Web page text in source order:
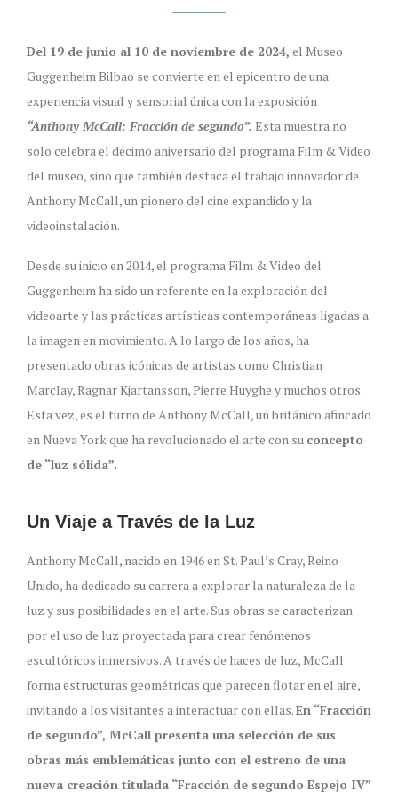
Del 19 de junio al 10 de noviembre de 2024, el Museo
Guggenheim Bilbao se convierte en el epicentro de una
experiencia visual y sensorial única con la exposición
“Anthony McCall: Fracción de segundo”. Esta muestra no
solo celebra el décimo aniversario del programa Film & Video
del museo, sino que también destaca el trabajo innovador de
Anthony McCall, un pionero del cine expandido y la
videoinstalación.
Desde su inicio en 2014, el programa Film & Video del
Guggenheim ha sido un referente en la exploración del
videoarte y las prácticas artísticas contemporáneas ligadas a
la imagen en movimiento. A lo largo de los años, ha
presentado obras icónicas de artistas como Christian
Marclay, Ragnar Kjartansson, Pierre Huyghe y muchos otros.
Esta vez, es el turno de Anthony McCall, un británico afincado
en Nueva York que ha revolucionado el arte con su concepto
de “luz sólida”.
Un Viaje a Través de la Luz
Anthony McCall, nacido en 1946 en St. Paul’s Cray, Reino
Unido, ha dedicado su carrera a explorar la naturaleza de la
luz y sus posibilidades en el arte. Sus obras se caracterizan
por el uso de luz proyectada para crear fenómenos
escultóricos inmersivos. A través de haces de luz, McCall
forma estructuras geométricas que parecen flotar en el aire,
invitando a los visitantes a interactuar con ellas.En “Fracción
de segundo”, McCall presenta una selección de sus
obras más emblemáticas junto con el estreno de una
nueva creación titulada “Fracción de segundo Espejo IV”